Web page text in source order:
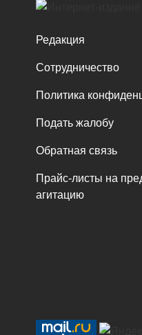
Редакция
Сотрудничество
Политика
Подать жалобу
Обратная связь
Прайс-листы на
агитацию